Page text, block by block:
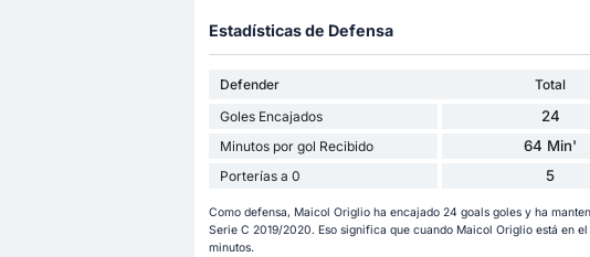
Estadísticas de Defensa
Defender Total
Goles Encajados
24
Minutos por gol Recibido 64 Min'
Porterías a 0 5
Como defensa, Maicol Origlio ha encajado 24 goals goles y ha
Serie C 2019/2020. Eso significa que cuando Maicol Origlio está en
minutos.